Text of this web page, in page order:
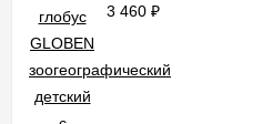
3 460 ₽